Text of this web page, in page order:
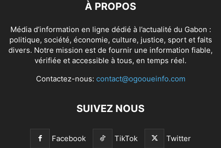
À PROPOS
Média d’information en ligne dédié à l’actualité du Gabon :
politique, société, économie, culture, justice, sport et faits
divers. Notre mission est de fournir une information fiable,
vérifiée et accessible à tous, en temps réel.
Contactez-nous: contact@ogooueinfo.com
SUIVEZ NOUS
Facebook TikTok Twitter